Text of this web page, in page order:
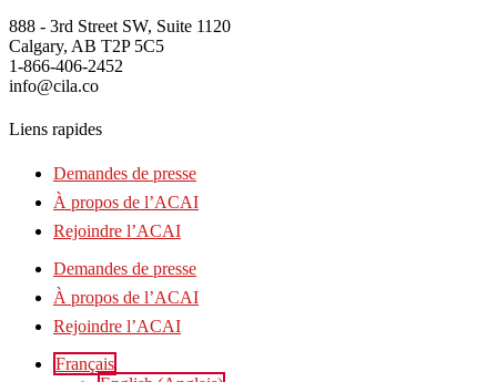
888 - 3rd Street SW, Suite 1120
Calgary, AB T2P 5C5
1-866-406-2452
info@cila.co
Liens rapides
Demandes de presse
À propos de l’ACAI
Rejoindre l’ACAI
Demandes de presse
À propos de l’ACAI
Rejoindre l’ACAI
Français